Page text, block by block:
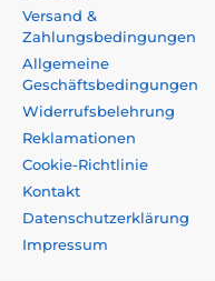
Versand &
Zahlungsbedingungen
Allgemeine
Geschäftsbedingungen
Widerrufsbelehrung
Reklamationen
Cookie-Richtlinie
Kontakt
Datenschutzerklärung
Impressum